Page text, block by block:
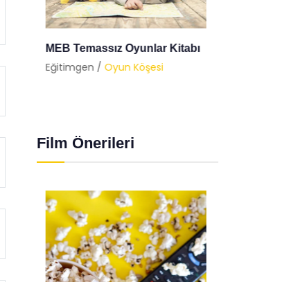
Nostaljik 6 Oyunla
Çocukluğunuza Dönmeye Ne
Dersiniz?
Film Önerileri